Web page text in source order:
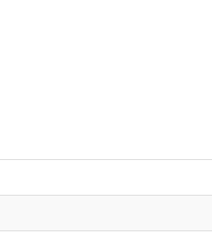
ДИМАБИЛНА